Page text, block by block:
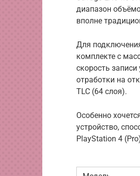
диапазон
вполне
Для
комплекте с
скорость
отработки на
TLC (64 слоя).
Особенно
устройство,
PlayStation 4